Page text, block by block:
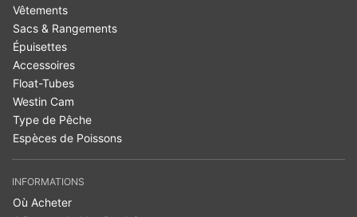
Vêtements
Sacs & Rangements
Épuisettes
Accessoires
Float-Tubes
Westin Cam
Type de Pêche
Espèces de Poissons
INFORMATIONS
Où Acheter